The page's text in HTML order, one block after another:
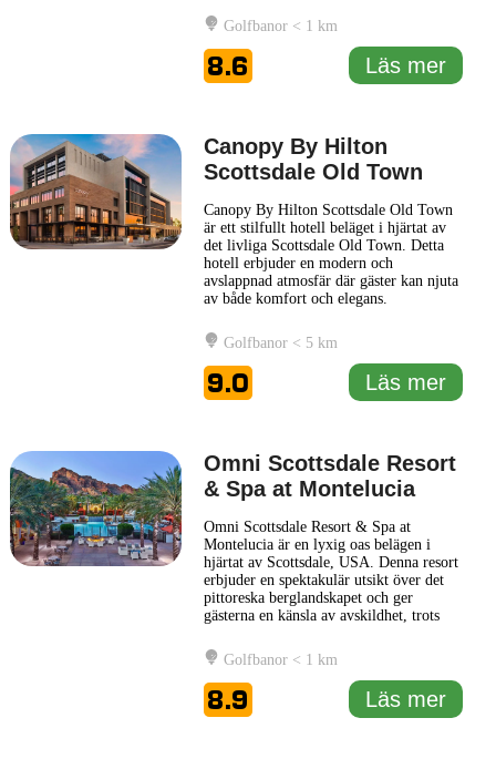
sydvästlig charm och modern komfort.
Resorten erbjuder rymliga casitas och
sviter som kombinerar modern inredning
med inslag av lokal kultur, vilket ger...
Läs mer
Golfbanor < 1 km
8.6 Läs mer
Canopy By Hilton
Scottsdale Old Town
Canopy By Hilton Scottsdale Old Town
är ett stilfullt hotell beläget i hjärtat av
det livliga Scottsdale Old Town. Detta
hotell erbjuder en modern och
avslappnad atmosfär där gäster kan njuta
av både komfort och elegans.
kulturen, vilket ger hotellet en unik
charm och ombonad känsla. Gäster på
Canopy By Hilton Scottsdale Old Town
kan förvänta sig moderna
bekvämligheter
... Läs mer
Golfbanor < 5 km
9.0 Läs mer
Omni Scottsdale Resort
& Spa at Montelucia
Omni Scottsdale Resort & Spa at
Montelucia är en lyxig oas belägen i
hjärtat av Scottsdale, USA. Denna resort
erbjuder en spektakulär utsikt över det
pittoreska berglandskapet och ger
gästerna en känsla av avskildhet, trots
Resorten är inspirerad av Andalusiens
skönhet och präglar en stil som
kombinerar traditionell europeisk charm
med modern komfort. Inom... Läs mer
Golfbanor < 1 km
8.9 Läs mer